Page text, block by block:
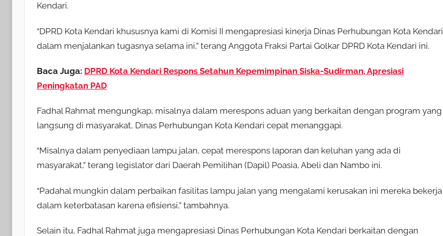
Kendari.
“DPRD Kota Kendari khususnya kami di Komisi II mengapresiasi kinerja Dinas Perhubungan Kota Kendari
dalam menjalankan tugasnya selama ini,” terang Anggota Fraksi Partai Golkar DPRD Kota Kendari ini.
Baca Juga: DPRD Kota Kendari Respons Setahun Kepemimpinan Siska-Sudirman, Apresiasi
Peningkatan PAD
Fadhal Rahmat mengungkap, misalnya dalam merespons aduan yang berkaitan dengan program yang
langsung di masyarakat, Dinas Perhubungan Kota Kendari cepat menanggapi.
“Misalnya dalam penyediaan lampu jalan, cepat merespons laporan dan keluhan yang ada di
masyarakat,” terang legislator dari Daerah Pemilihan (Dapil) Poasia, Abeli dan Nambo ini.
“Padahal mungkin dalam perbaikan fasilitas lampu jalan yang mengalami kerusakan ini mereka bekerja
dalam keterbatasan karena efisiensi,” tambahnya.
Selain itu, Fadhal Rahmat juga mengapresiasi Dinas Perhubungan Kota Kendari berkaitan dengan